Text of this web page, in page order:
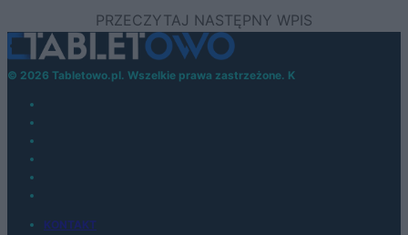
© 2026 Tabletowo.pl. Wszelkie prawa zastrzeżone. K
KONTAKT